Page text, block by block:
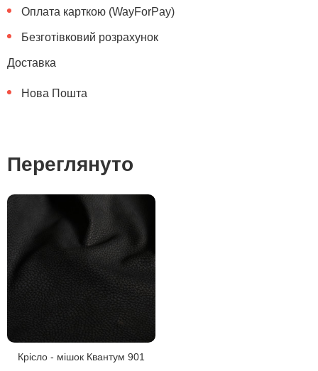
Оплата карткою (WayForPay)
Безготівковий розрахунок
Доставка
Нова Пошта
Переглянуто
Крісло - мішок Квантум 901